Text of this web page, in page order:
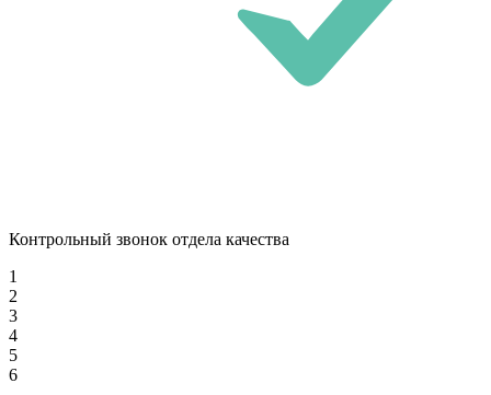
Контрольный звонок отдела качества
1
2
3
4
5
6